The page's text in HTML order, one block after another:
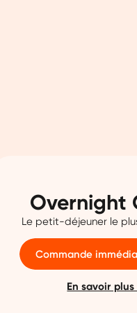
Overnight
Le petit-déjeuner le
Commande
En savoir plus